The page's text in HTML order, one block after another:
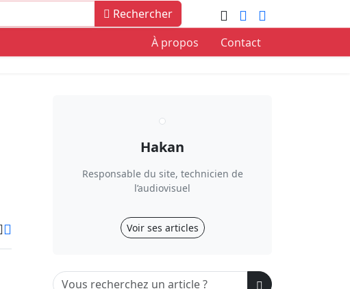
Rechercher
À propos Contact
Hakan
Responsable du site, technicien de
l’audiovisuel
Voir ses articles